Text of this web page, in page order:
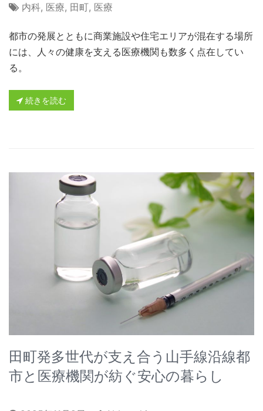
内科, 医療, 田町, 医療
都市の発展とともに商業施設や住宅エリアが混在する場所
には、人々の健康を支える医療機関も数多く点在してい
る。
続きを読む
田町発多世代が支え合う山手線沿線都
市と医療機関が紡ぐ安心の暮らし